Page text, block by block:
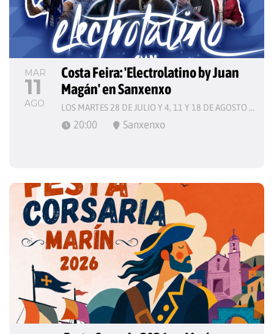
MAR
11
AGO
Costa Feira: 'Electrolatino by Juan
Magán' en Sanxenxo
LOS MARTES 28 DE JULIO Y 4, 11 Y 18 DE AGOSTO DE 2026
20:00 Sanxenxo